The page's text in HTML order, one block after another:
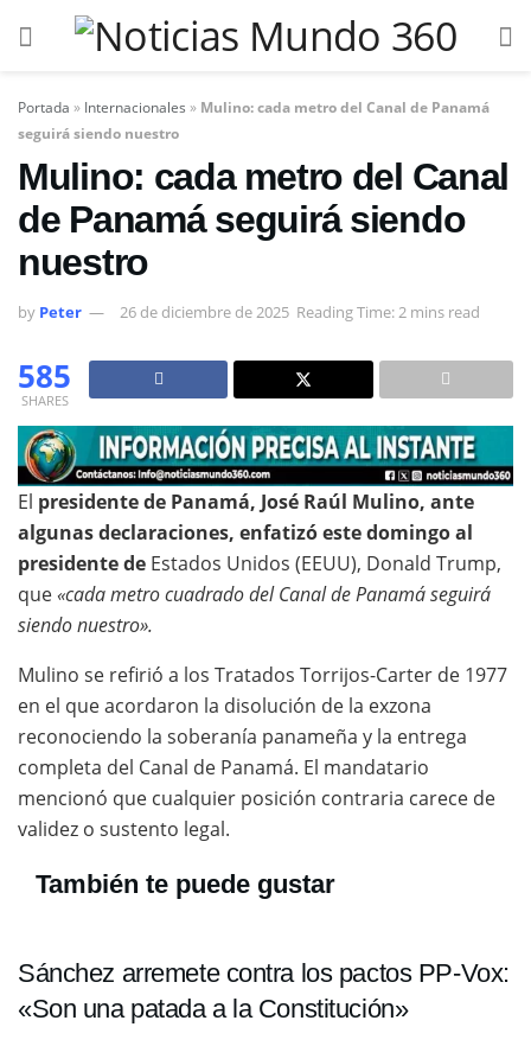
Portada » Internacionales » Mulino: cada metro del Canal de Panamá
seguirá siendo nuestro
Mulino: cada metro del Canal
de Panamá seguirá siendo
nuestro
by Peter 26 de diciembre de 2025 Reading Time: 2 mins read
585
SHARES
El presidente de Panamá, José Raúl Mulino, ante
algunas declaraciones, enfatizó este domingo al
presidente de Estados Unidos (EEUU), Donald Trump,
que«cada metro cuadrado del Canal de Panamá seguirá
siendo nuestro».
Mulino se refirió a los Tratados Torrijos-Carter de 1977
en el que acordaron la disolución de la exzona
reconociendo la soberanía panameña y la entrega
completa del Canal de Panamá. El mandatario
mencionó que cualquier posición contraria carece de
validez o sustento legal.
También te puede gustar
Sánchez arremete contra los pactos PP-Vox:
«Son una patada a la Constitución»